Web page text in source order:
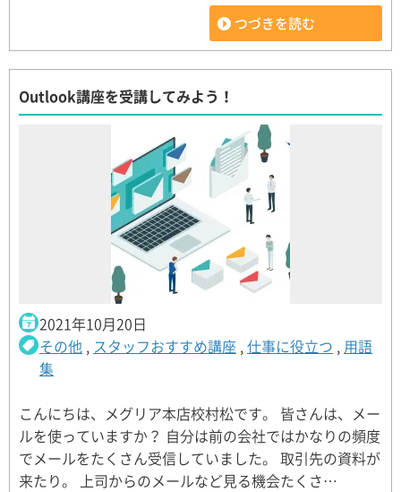
つづきを読む
Outlook講座を受講してみよう！
2021年10月20日
その他 , スタッフおすすめ講座 ,仕事に役立つ , 用語
集
こんにちは、メグリア本店校村松です。 皆さんは、メー
ルを使っていますか？ 自分は前の会社ではかなりの頻度
でメールをたくさん受信していました。 取引先の資料が
来たり。 上司からのメールなど見る機会たくさ…